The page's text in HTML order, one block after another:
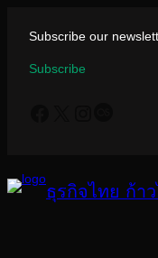
เนื้อหา
Subscribe our
Subscribe
ธุรกิจไทย ก้า